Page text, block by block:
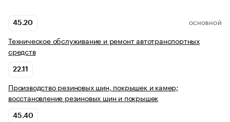
45.20 ОСНОВНОЙ
Техническое обслуживание и ремонт автотранспортных
средств
22.11
Производство резиновых шин, покрышек и камер;
восстановление резиновых шин и покрышек
45.40